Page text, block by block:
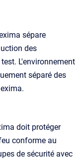
sépare
des
L'environnement
séparé des
doit protéger
conforme au
de sécurité avec